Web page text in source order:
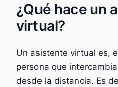
¿Qué hace un
virtual?
Un asistente virtual es,
persona que
desde la distancia. Es